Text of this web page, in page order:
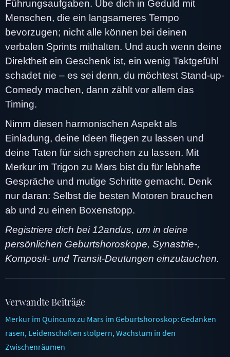
Führungsaufgaben. Übe dich in Geduld mit
Menschen, die ein langsameres Tempo
bevorzugen; nicht alle können bei deinen
verbalen Sprints mithalten. Und auch wenn deine
Direktheit ein Geschenk ist, ein wenig Taktgefühl
schadet nie – es sei denn, du möchtest Stand-up-
Comedy machen, dann zählt vor allem das
Timing.
Nimm diesen harmonischen Aspekt als
Einladung, deine Ideen fliegen zu lassen und
deine Taten für sich sprechen zu lassen. Mit
Merkur im Trigon zu Mars bist du für lebhafte
Gespräche und mutige Schritte gemacht. Denk
nur daran: Selbst die besten Motoren brauchen
ab und zu einen Boxenstopp.
Registriere dich bei 12andus, um in deine
persönlichen Geburtshoroskope, Synastrie-,
Komposit- und Transit-Deutungen einzutauchen.
Verwandte Beiträge
Merkur im Quincunx zu Mars im Geburtshoroskop: Gedanken
rasen, Leidenschaften stolpern, Wachstum in den
Zwischenräumen